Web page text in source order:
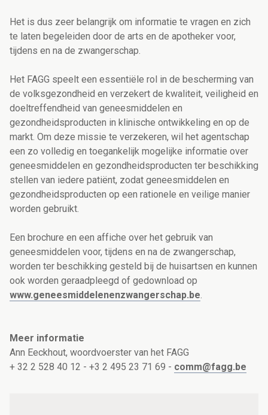
Het is dus zeer belangrijk om informatie te vragen en zich
te laten begeleiden door de arts en de apotheker voor,
tijdens en na de zwangerschap.
Het FAGG speelt een essentiële rol in de bescherming van
de volksgezondheid en verzekert de kwaliteit, veiligheid en
doeltreffendheid van geneesmiddelen en
gezondheidsproducten in klinische ontwikkeling en op de
markt. Om deze missie te verzekeren, wil het agentschap
een zo volledig en toegankelijk mogelijke informatie over
geneesmiddelen en gezondheidsproducten ter beschikking
stellen van iedere patiënt, zodat geneesmiddelen en
gezondheidsproducten op een rationele en veilige manier
worden gebruikt.
Een brochure en een affiche over het gebruik van
geneesmiddelen voor, tijdens en na de zwangerschap,
worden ter beschikking gesteld bij de huisartsen en kunnen
ook worden geraadpleegd of gedownload op
www.geneesmiddelenenzwangerschap.be.
Meer informatie
Ann Eeckhout, woordvoerster van het FAGG
+ 32 2 528 40 12 - +3 2 495 23 71 69 - comm@fagg.be